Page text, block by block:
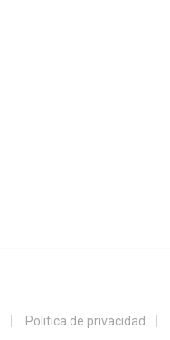
Politica de privacidad